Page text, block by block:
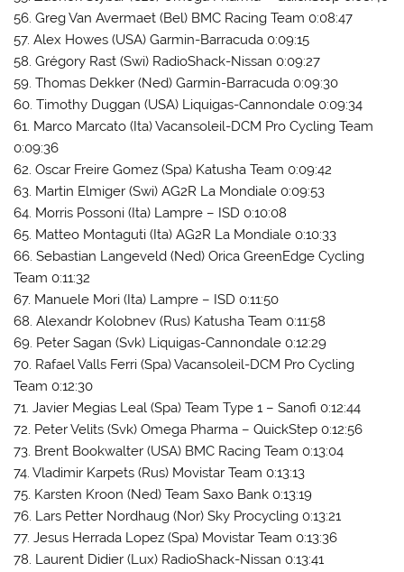
56. Greg Van Avermaet (Bel) BMC Racing Team 0:08:47
57. Alex Howes (USA) Garmin-Barracuda 0:09:15
58. Grégory Rast (Swi) RadioShack-Nissan 0:09:27
59. Thomas Dekker (Ned) Garmin-Barracuda 0:09:30
60. Timothy Duggan (USA) Liquigas-Cannondale 0:09:34
61. Marco Marcato (Ita) Vacansoleil-DCM Pro Cycling Team
0:09:36
62. Oscar Freire Gomez (Spa) Katusha Team 0:09:42
63. Martin Elmiger (Swi) AG2R La Mondiale 0:09:53
64. Morris Possoni (Ita) Lampre – ISD 0:10:08
65. Matteo Montaguti (Ita) AG2R La Mondiale 0:10:33
66. Sebastian Langeveld (Ned) Orica GreenEdge Cycling
Team 0:11:32
67. Manuele Mori (Ita) Lampre – ISD 0:11:50
68. Alexandr Kolobnev (Rus) Katusha Team 0:11:58
69. Peter Sagan (Svk) Liquigas-Cannondale 0:12:29
70. Rafael Valls Ferri (Spa) Vacansoleil-DCM Pro Cycling
Team 0:12:30
71. Javier Megias Leal (Spa) Team Type 1 – Sanofi 0:12:44
72. Peter Velits (Svk) Omega Pharma – QuickStep 0:12:56
73. Brent Bookwalter (USA) BMC Racing Team 0:13:04
74. Vladimir Karpets (Rus) Movistar Team 0:13:13
75. Karsten Kroon (Ned) Team Saxo Bank 0:13:19
76. Lars Petter Nordhaug (Nor) Sky Procycling 0:13:21
77. Jesus Herrada Lopez (Spa) Movistar Team 0:13:36
78. Laurent Didier (Lux) RadioShack-Nissan 0:13:41